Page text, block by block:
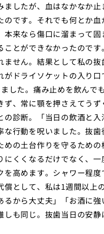
したが、血はなかなか
です。それでも何とか
来なら傷口に溜まって
とができなかったので
せん。結果として私の
ドライソケットの入り
した。痛み止めを飲んで
、常に顎を押さえてう
診断。「当日の飲酒と
行動を呪いました。抜
の土台作りを守るため
くくなるだけでなく、
高めます。シャワー程
として、私は1週間以上
から大丈夫」「お酒に
も同じ。抜歯当日の安